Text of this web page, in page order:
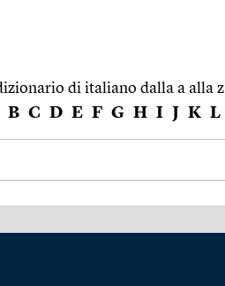
di italiano dalla a alla z
B C D E F G H I J K L